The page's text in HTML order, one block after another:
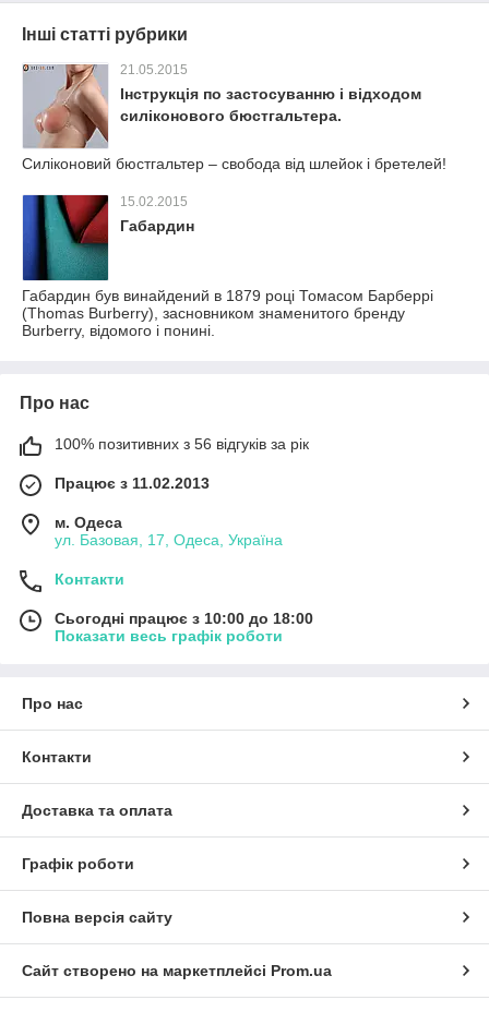
Інші статті рубрики
21.05.2015
Інструкція по застосуванню і відходом
силіконового бюстгальтера.
Силіконовий бюстгальтер – свобода від шлейок і бретелей!
15.02.2015
Габардин
Габардин був винайдений в 1879 році Томасом Барберрі
(Thomas Burberry), засновником знаменитого бренду
Burberry, відомого і понині.
Про нас
100% позитивних з 56 відгуків за рік
Працює з 11.02.2013
м. Одеса
ул. Базовая, 17, Одеса, Україна
Контакти
Сьогодні працює з 10:00 до 18:00
Показати весь графік роботи
Про нас
Контакти
Доставка та оплата
Графік роботи
Повна версія сайту
Сайт створено на маркетплейсі Prom.ua